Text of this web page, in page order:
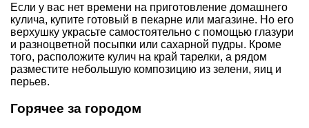
Если у вас нет времени на приготовление домашнего
кулича, купите готовый в пекарне или магазине. Но его
верхушку украсьте самостоятельно с помощью глазури
и разноцветной посыпки или сахарной пудры. Кроме
того, расположите кулич на край тарелки, а рядом
разместите небольшую композицию из зелени, яиц и
перьев.
Горячее за городом